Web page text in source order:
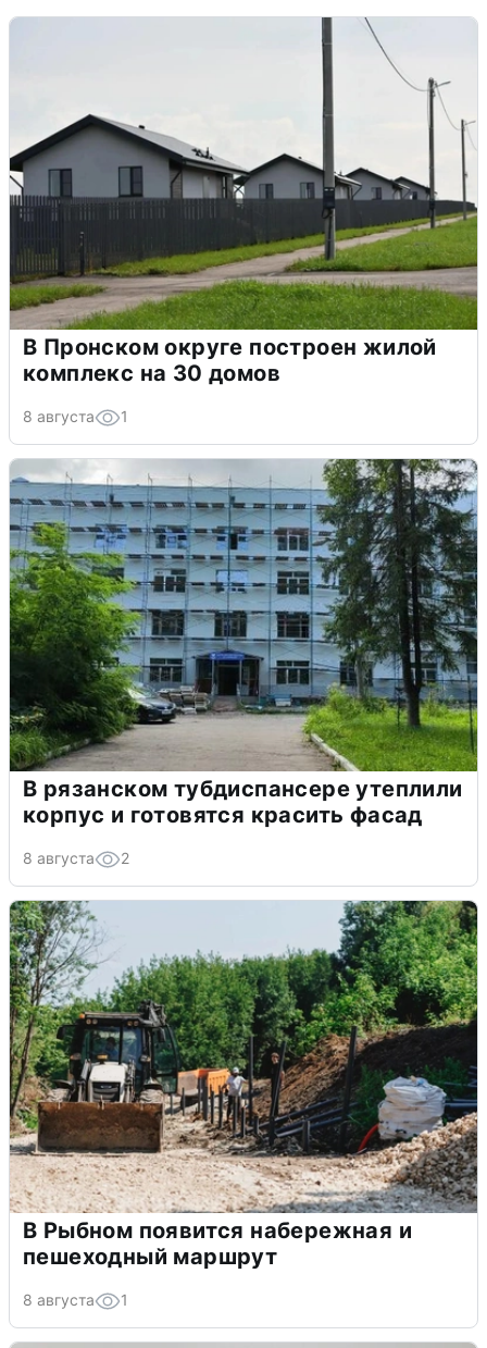
В Пронском округе построен жилой
комплекс на 30 домов
8 августа 1
В рязанском тубдиспансере утеплили
корпус и готовятся красить фасад
8 августа 2
В Рыбном появится набережная и
пешеходный маршрут
8 августа 1